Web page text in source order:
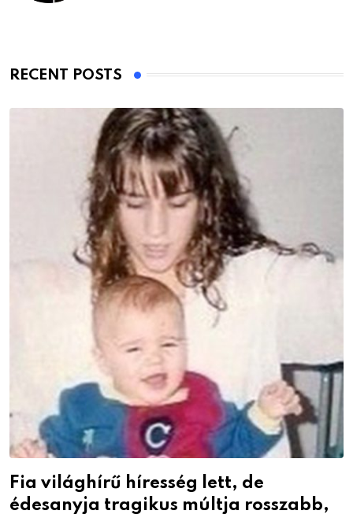
RECENT POSTS
Fia világhírű híresség lett, de
édesanyja tragikus múltja rosszabb,